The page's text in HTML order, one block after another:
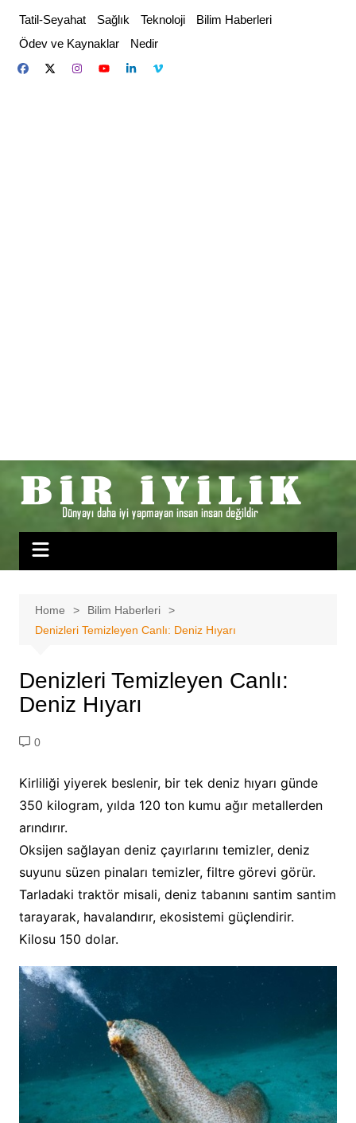
content
Tatil-Seyahat Sağlık Teknoloji
Bilim Haberleri
Ödev ve Kaynaklar
Nedir
Home
Bilim Haberleri
Denizleri Temizleyen Canlı: Deniz Hıyarı
Denizleri Temizleyen Canlı:
Deniz Hıyarı
0
Kirliliği yiyerek beslenir, bir tek deniz hıyarı günde
350 kilogram, yılda 120 ton kumu ağır metallerden
arındırır.
Oksijen sağlayan deniz çayırlarını temizler, deniz
suyunu süzen pinaları temizler, filtre görevi görür.
Tarladaki traktör misali, deniz tabanını santim santim
tarayarak, havalandırır, ekosistemi güçlendirir.
Kilosu 150 dolar.